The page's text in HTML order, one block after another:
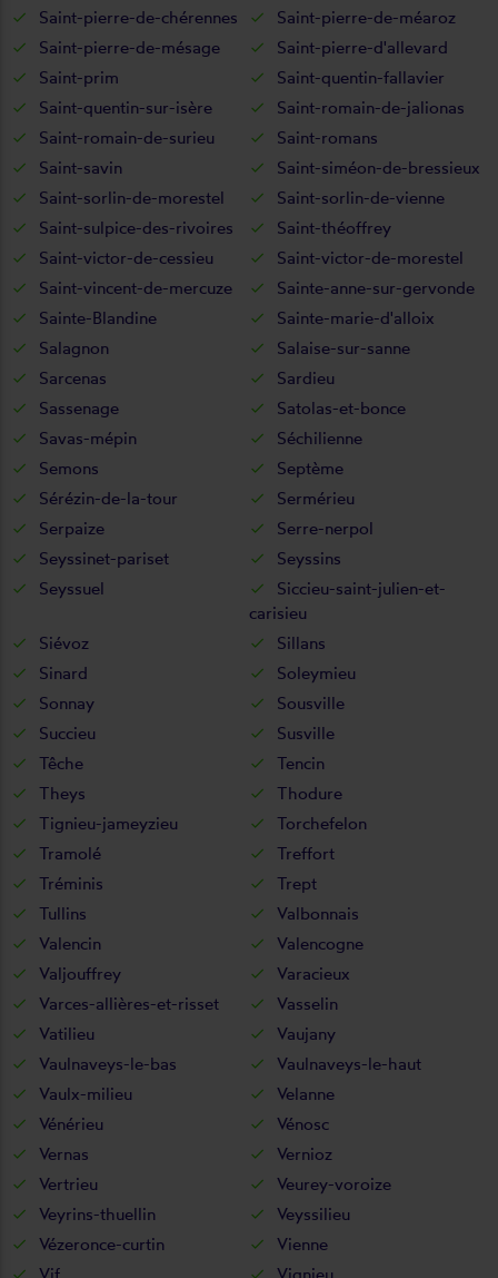
Saint-pierre-de-chérennes
Saint-pierre-de-méaroz
Saint-pierre-de-mésage
Saint-pierre-d'allevard
Saint-prim
Saint-quentin-fallavier
Saint-quentin-sur-isère
Saint-romain-de-jalionas
Saint-romain-de-surieu
Saint-romans
Saint-savin
Saint-siméon-de-bressieux
Saint-sorlin-de-morestel
Saint-sorlin-de-vienne
Saint-sulpice-des-rivoires
Saint-théoffrey
Saint-victor-de-cessieu
Saint-victor-de-morestel
Saint-vincent-de-mercuze
Sainte-anne-sur-gervonde
Sainte-Blandine
Sainte-marie-d'alloix
Salagnon
Salaise-sur-sanne
Sarcenas
Sardieu
Sassenage
Satolas-et-bonce
Savas-mépin
Séchilienne
Semons
Septème
Sérézin-de-la-tour
Sermérieu
Serpaize
Serre-nerpol
Seyssinet-pariset
Seyssins
Seyssuel
Siccieu-saint-julien-et-
carisieu
Siévoz
Sillans
Sinard
Soleymieu
Sonnay
Sousville
Succieu
Susville
Têche
Tencin
Theys
Thodure
Tignieu-jameyzieu
Torchefelon
Tramolé
Treffort
Tréminis
Trept
Tullins
Valbonnais
Valencin
Valencogne
Valjouffrey
Varacieux
Varces-allières-et-risset
Vasselin
Vatilieu
Vaujany
Vaulnaveys-le-bas
Vaulnaveys-le-haut
Vaulx-milieu
Velanne
Vénérieu
Vénosc
Vernas
Vernioz
Vertrieu
Veurey-voroize
Veyrins-thuellin
Veyssilieu
Vézeronce-curtin
Vienne